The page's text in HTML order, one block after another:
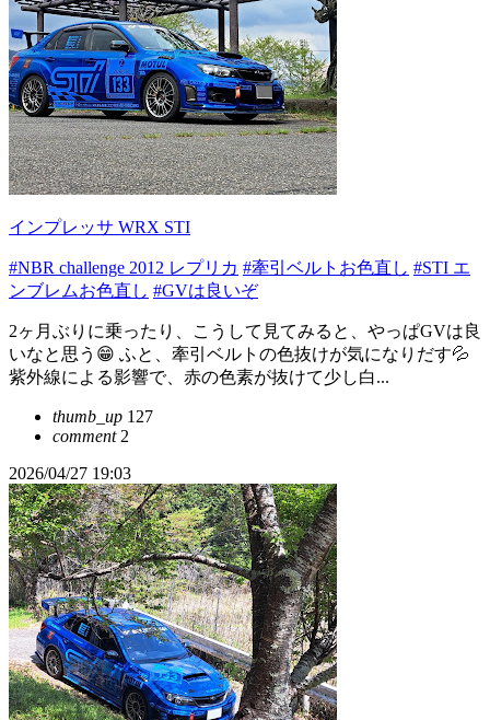
インプレッサ WRX STI
#NBR challenge 2012 レプリカ #牽引ベルトお色直し #STI エ
ンブレムお色直し #GVは良いぞ
2ヶ月ぶりに乗ったり、こうして見てみると、やっぱGVは良
いなと思う😁 ふと、牽引ベルトの色抜けが気になりだす💦
紫外線による影響で、赤の色素が抜けて少し白...
thumb_up 127
comment2
2026/04/27 19:03